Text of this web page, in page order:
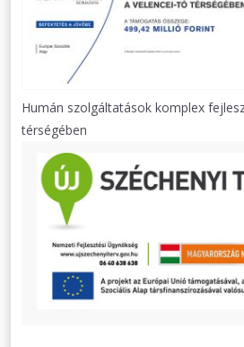
Humán szolgáltatások komplex
térségében